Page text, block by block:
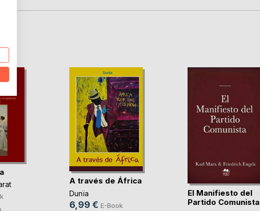
A través de África
Dunïa
6,99 € E-Book
El Manifiesto del
Partido Comunista